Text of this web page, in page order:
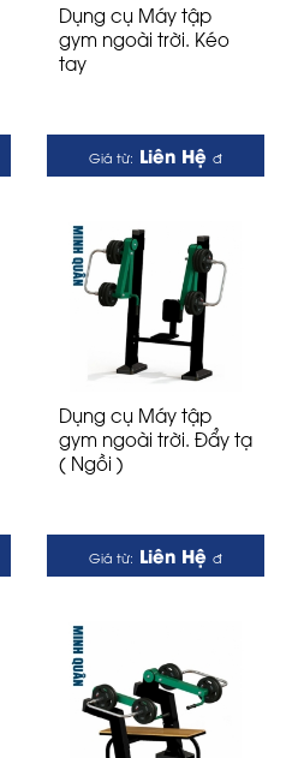
Dụng cụ Máy tập
gym ngoài trời. Kéo
tay
Giá từ: Liên Hệ đ
Dụng cụ Máy tập
gym ngoài trời. Đẩy tạ
( Ngồi )
Giá từ: Liên Hệ đ